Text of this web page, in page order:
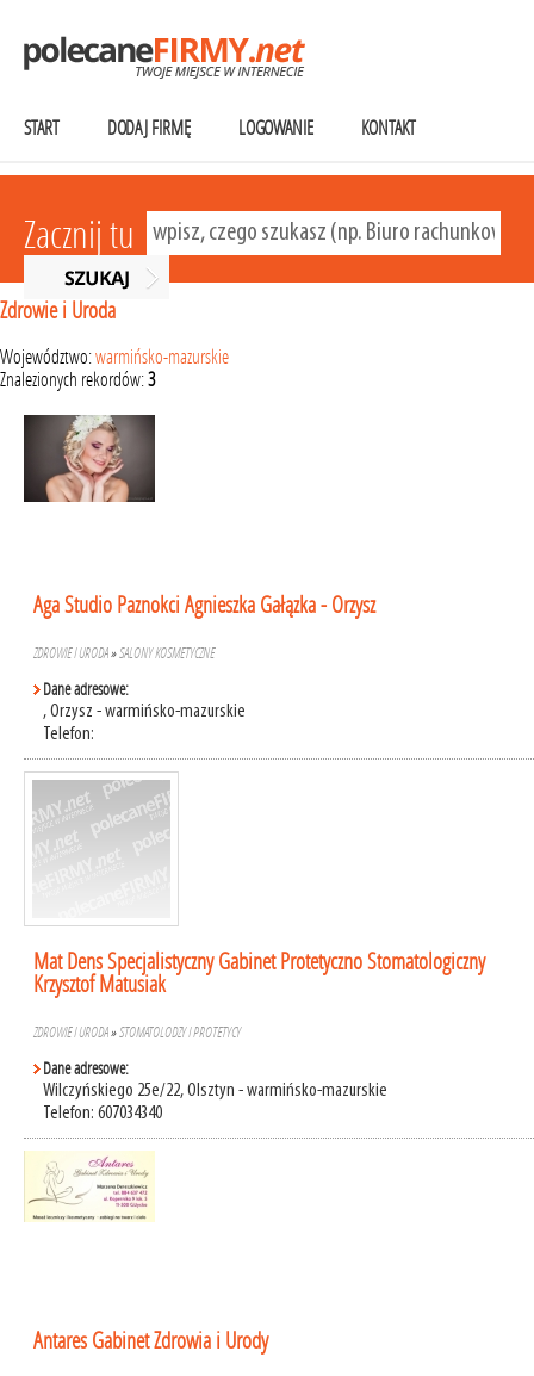
START DODAJ FIRMĘ LOGOWANIE KONTAKT
Zacznij tu
Zdrowie i Uroda
Województwo:warmińsko-mazurskie
Znalezionych rekordów:3
Aga Studio Paznokci Agnieszka Gałązka - Orzysz
ZDROWIE I URODA»SALONY KOSMETYCZNE
Dane adresowe:
, Orzysz - warmińsko-mazurskie
Telefon:
Mat Dens Specjalistyczny Gabinet Protetyczno Stomatologiczny
Krzysztof Matusiak
ZDROWIE I URODA»STOMATOLODZY I PROTETYCY
Dane adresowe:
Wilczyńskiego 25e/22, Olsztyn - warmińsko-mazurskie
Telefon: 607034340
Antares Gabinet Zdrowia i Urody